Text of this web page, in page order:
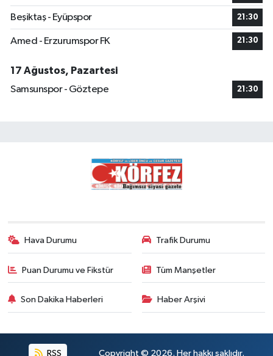
Beşiktaş - Eyüpspor 21:30
Amed - Erzurumspor FK 21:30
17 Ağustos, Pazartesi
Samsunspor - Göztepe
21:30
Hava Durumu Trafik Durumu
Puan Durumu ve Fikstür Tüm Manşetler
Son Dakika Haberleri Haber Arşivi
RSS Copyright © 2026. Her hakkı saklıdır.